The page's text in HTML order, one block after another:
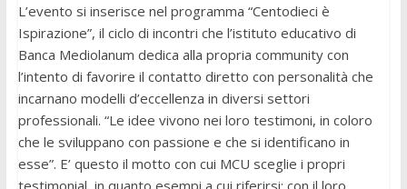
L’evento si inserisce nel programma “Centodieci è
Ispirazione”, il ciclo di incontri che l’istituto educativo di
Banca Mediolanum dedica alla propria community con
l’intento di favorire il contatto diretto con personalità che
incarnano modelli d’eccellenza in diversi settori
professionali. “Le idee vivono nei loro testimoni, in coloro
che le sviluppano con passione e che si identificano in
esse”. E’ questo il motto con cui MCU sceglie i propri
testimonial, in quanto esempi a cui riferirsi: con il loro